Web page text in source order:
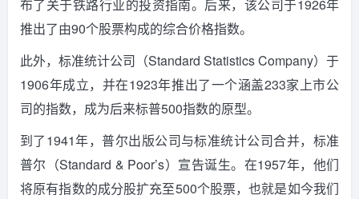
布了关于铁路行业的投资指南。 后来，该公司于1926年
推出了由90个股票构成的综合价格指数。
此外，标准统计公司（Standard Statistics Company）于
1906年成立，并在1923年推出了一个涵盖233家上市公
司的指数，成为后来标普500指数的原型。
到了1941年，普尔出版公司与标准统计公司合并，标准
普尔（Standard & Poor’s）宣告诞生。 在1957年，他们
将原有指数的成分股扩充至500个股票，也就是如今我们